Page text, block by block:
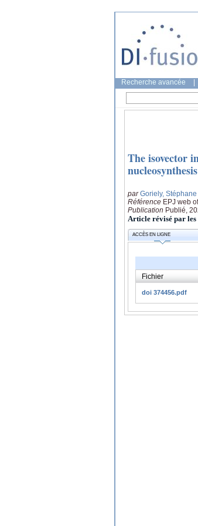
Recherche avancée
The isovector
nucleosynthesis
parGoriely, Stéphane
Référence EPJ web
Publication Publié,
Article révisé par
ACCÈS EN LIGNE
Fichier
doi 374456.pdf